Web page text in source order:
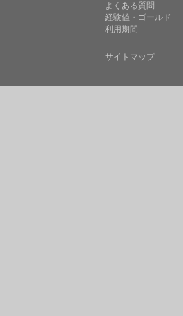
よくある質問
経験値・ゴールド
利用期間
サイトマップ